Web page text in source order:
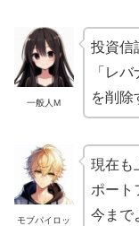
一般人M
投資信
「レ
を削除
モブパイロッ
現在も
ポート
今まで